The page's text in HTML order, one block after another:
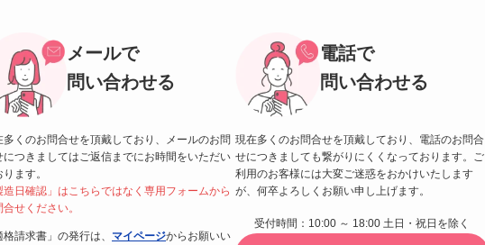
メールで
問い合わせる
多くのお問合せを頂戴しており、メールのお問
につきましてはご返信までにお時間をいただい
ます。
造日確認」はこちらではなく専用フォームから
合せください。
格請求書」の発行は、 マイページからお願いい
電話で
問い合わせる
現在多くのお問合せを頂戴しており、電話のお問合
せにつきましても繋がりにくくなっております。ご
利用のお客様には大変ご迷惑をおかけいたします
が、何卒よろしくお願い申し上げます。
受付時間：10:00 ～ 18:00 土日・祝日を除く